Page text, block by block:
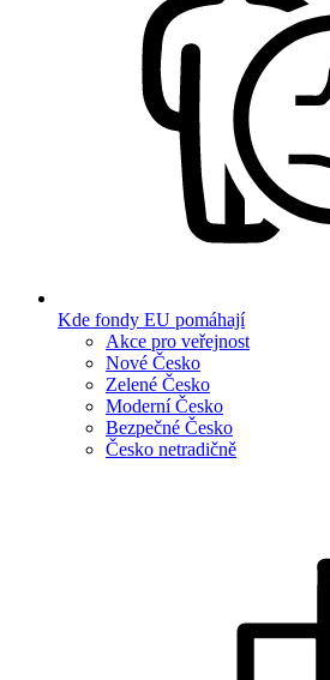
Kde fondy EU pomáhají
Akce pro veřejnost
Nové Česko
Zelené Česko
Moderní Česko
Bezpečné Česko
Česko netradičně